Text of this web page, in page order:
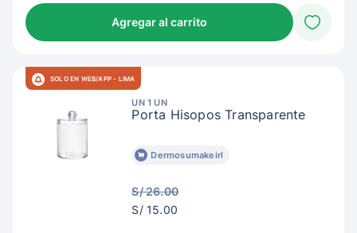
Agregar al carrito
SOLO EN WEB/APP - LIMA
UN 1 UN
Porta Hisopos Transparente
Dermosumakeirl
S/ 26.00
S/
S/ 15.00